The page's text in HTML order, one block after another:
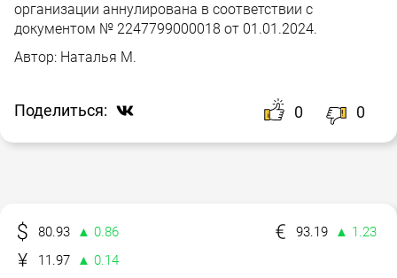
организации аннулирована в соответствии с
документом № 2247799000018 от 01.01.2024.
Автор: Наталья М.
Поделиться: 0 0
80.93 ▲ 0.86 93.19
▲ 1.23
11.97
▲ 0.14